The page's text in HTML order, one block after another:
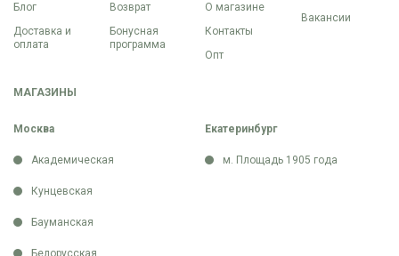
Блог
Доставка и
оплата
Возврат
Бонусная
программа
О магазине
Контакты
Опт
Вакансии
МАГАЗИНЫ
Москва
Академическая
Кунцевская
Бауманская
Белорусская
Екатеринбург
м. Площадь 1905 года